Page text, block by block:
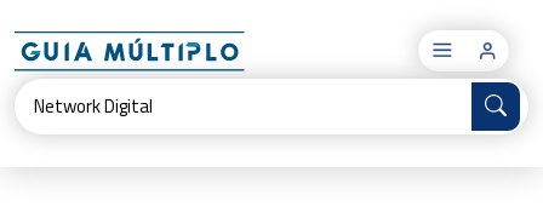
×